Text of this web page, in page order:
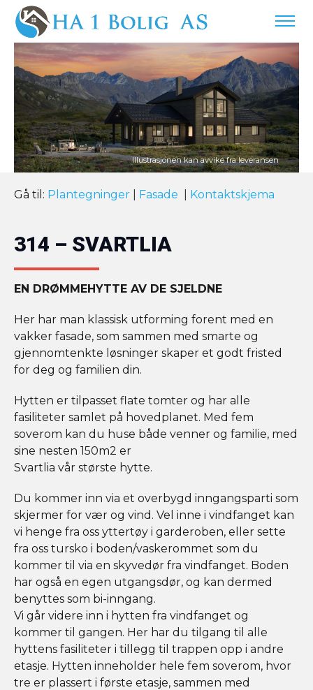
Gå til: Plantegninger Fasade Kontaktskjema
314 – SVARTLIA
EN DRØMMEHYTTE AV DE SJELDNE
Her har man klassisk utforming forent med en
vakker fasade, som sammen med smarte og
gjennomtenkte løsninger skaper et godt fristed
for deg og familien din.
Hytten er tilpasset flate tomter og har alle
fasiliteter samlet på hovedplanet. Med fem
soverom kan du huse både venner og familie, med
sine nesten 150m2 er
Svartlia vår største hytte.
Du kommer inn via et overbygd inngangsparti som
skjermer for vær og vind. Vel inne i vindfanget kan
vi henge fra oss yttertøy i garderoben, eller sette
fra oss tursko i boden/vaskerommet som du
kommer til via en skyvedør fra vindfanget. Boden
har også en egen utgangsdør, og kan dermed
benyttes som bi-inngang.
Vi går videre inn i hytten fra vindfanget og
kommer til gangen. Her har du tilgang til alle
hyttens fasiliteter i tillegg til trappen opp i andre
etasje. Hytten inneholder hele fem soverom, hvor
tre er plassert i første etasje, sammen med